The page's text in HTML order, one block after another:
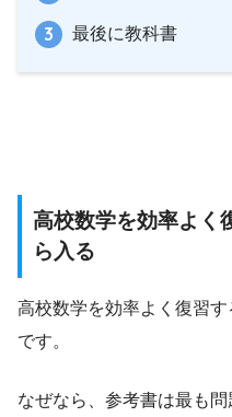
最後に教科書
高校数学を効率よ
ら入る
高校数学を効率よく復習す
です。
なぜなら、参考書は最も